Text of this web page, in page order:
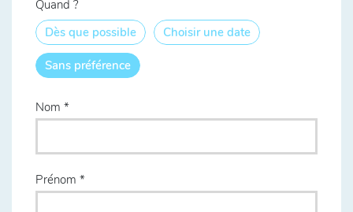
Quand ?
Dès que possible
Choisir une date
Sans préférence
Nom
Prénom